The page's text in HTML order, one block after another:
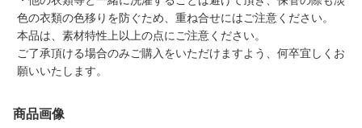
色の衣類の色移りを防ぐため、重ね合せにはご注意ください。
本品は、素材特性上以上の点にご注意ください。
ご了承頂ける場合のみご購入をいただけますよう、何卒宜しくお
願いいたします。
商品画像